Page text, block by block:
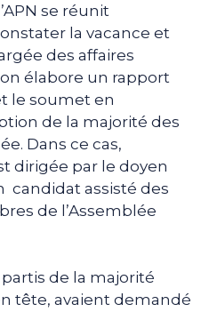
se réunit
la vacance et
des affaires
élabore un rapport
le soumet en
de la majorité des
Dans ce cas,
dirigée par le doyen
candidat assisté des
de l’Assemblée
de la majorité
tête, avaient demandé